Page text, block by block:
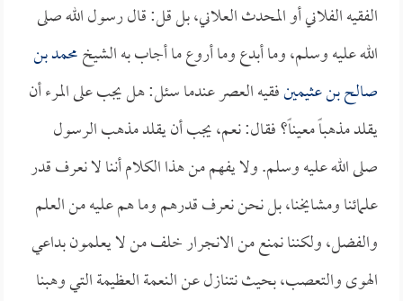
الفقيه الفلاني أو المحدث العلاني، بل قل: قال رسول الله صلى
الله عليه وسلم، وما أبدع وما أروع ما أجاب به الشيخمحمد بن
صالح بن عثيمينفقيه العصر عندما سئل: هل يجب على المرء أن
يقلد مذهباً معيناً؟ فقال: نعم، يجب أن يقلد مذهب الرسول
صلى الله عليه وسلم. ولا يفهم من هذا الكلام أننا لا نعرف قدر
علمائنا ومشايخنا، بل نحن نعرف قدرهم وما هم عليه من العلم
والفضل، ولكننا نمنع من الانجرار خلف من لا يعلمون بداعي
الهوى والتعصب، بحيث نتنازل عن النعمة العظيمة التي وهبنا